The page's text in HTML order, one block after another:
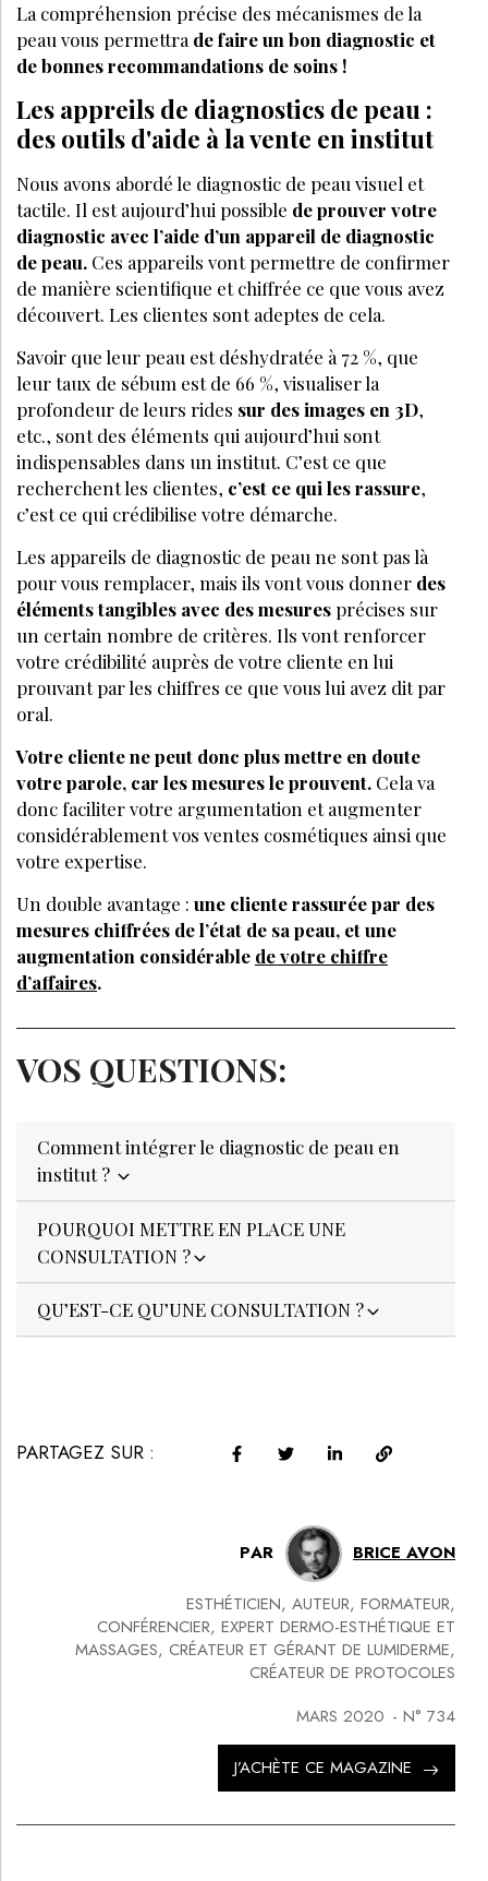
La compréhension précise des mécanismes de la
peau vous permettra de faire un bon diagnostic et
de bonnes recommandations de soins !
Les appreils de diagnostics de peau :
des outils d'aide à la vente en institut
Nous avons abordé le diagnostic de peau visuel et
tactile. Il est aujourd’hui possible de prouver votre
diagnostic avec l’aide d’un appareil de diagnostic
de peau. Ces appareils vont permettre de confirmer
de manière scientifique et chiffrée ce que vous avez
découvert. Les clientes sont adeptes de cela.
Savoir que leur peau est déshydratée à 72 %, que
leur taux de sébum est de 66 %, visualiser la
profondeur de leurs rides sur des images en 3D,
etc., sont des éléments qui aujourd’hui sont
indispensables dans un institut. C’est ce que
recherchent les clientes, c’est ce qui les rassure,
c’est ce qui crédibilise votre démarche.
Les appareils de diagnostic de peau ne sont pas là
pour vous remplacer, mais ils vont vous donner des
éléments tangibles avec des mesures précises sur
un certain nombre de critères. Ils vont renforcer
votre crédibilité auprès de votre cliente en lui
prouvant par les chiffres ce que vous lui avez dit par
oral.
Votre cliente ne peut donc plus mettre en doute
votre parole, car les mesures le prouvent. Cela va
donc faciliter votre argumentation et augmenter
considérablement vos ventes cosmétiques ainsi que
votre expertise.
Un double avantage : une cliente rassurée par des
mesures chiffrées de l’état de sa peau, et une
augmentation considérable de votre chiffre
d’affaires.
VOS QUESTIONS:
Comment intégrer le diagnostic de peau en
institut ?
POURQUOI METTRE EN PLACE UNE
CONSULTATION ?
QU’EST-CE QU’UNE CONSULTATION ?
PARTAGEZ SUR :
PAR BRICE AVON
ESTHÉTICIEN, AUTEUR, FORMATEUR,
CONFÉRENCIER, EXPERT DERMO-ESTHÉTIQUE ET
MASSAGES, CRÉATEUR ET GÉRANT DE LUMIDERME,
CRÉATEUR DE PROTOCOLES
MARS 2020 - N° 734
J’ACHÈTE CE MAGAZINE